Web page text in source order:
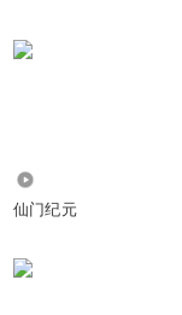
仙门纪元